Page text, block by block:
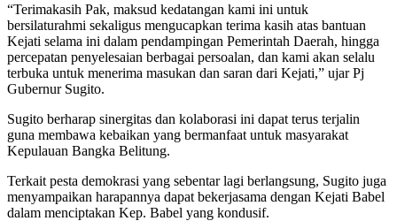
“Terimakasih Pak, maksud kedatangan kami ini untuk
bersilaturahmi sekaligus mengucapkan terima kasih atas bantuan
Kejati selama ini dalam pendampingan Pemerintah Daerah, hingga
percepatan penyelesaian berbagai persoalan, dan kami akan selalu
terbuka untuk menerima masukan dan saran dari Kejati,” ujar Pj
Gubernur Sugito.
Sugito berharap sinergitas dan kolaborasi ini dapat terus terjalin
guna membawa kebaikan yang bermanfaat untuk masyarakat
Kepulauan Bangka Belitung.
Terkait pesta demokrasi yang sebentar lagi berlangsung, Sugito juga
menyampaikan harapannya dapat bekerjasama dengan Kejati Babel
dalam menciptakan Kep. Babel yang kondusif.